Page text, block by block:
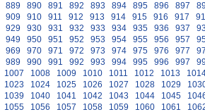
889 890 891 892 893 894 895 896 897
909 910 911 912 913 914 915 916 917
929 930 931 932 933 934 935 936 937
949 950 951 952 953 954 955 956 957
969 970 971 972 973 974 975 976 977
989 990 991 992 993 994 995 996 997
1007 1008 1009 1010 1011 1012 1013
1023 1024 1025 1026 1027 1028 1029
1039 1040 1041 1042 1043 1044 1045
1055 1056 1057 1058 1059 1060 1061